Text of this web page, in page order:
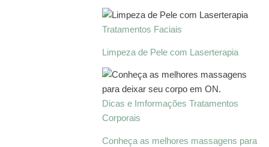
Tratamentos Faciais
Limpeza de Pele com Laserterapia
Dicas e Imformações Tratamentos
Corporais
Conheça as melhores massagens para